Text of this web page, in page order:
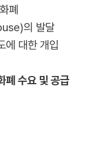
폐
의 발달
에 대한 개입
폐 수요 및 공급